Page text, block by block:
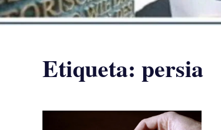
Etiqueta: persia